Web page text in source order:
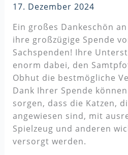
17. Dezember 2024
Ein großes Dankeschön
ihre großzügige Spende
Sachspenden! Ihre
enorm dabei, den
Obhut die bestmögliche
Dank Ihrer Spende
sorgen, dass die Katzen,
angewiesen sind, mit
Spielzeug und anderen
versorgt werden.